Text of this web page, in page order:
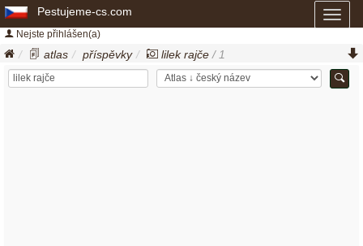
Pestujeme-cs.com
Nejste přihlášen(a)
atlas příspěvky lilek rajče / 1